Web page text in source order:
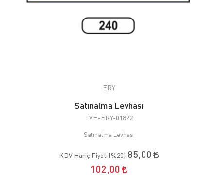
ERY
Satınalma Levhası
LVH-ERY-01822
Satınalma Levhası
KDV Hariç Fiyatı (%20):85,00
102,00